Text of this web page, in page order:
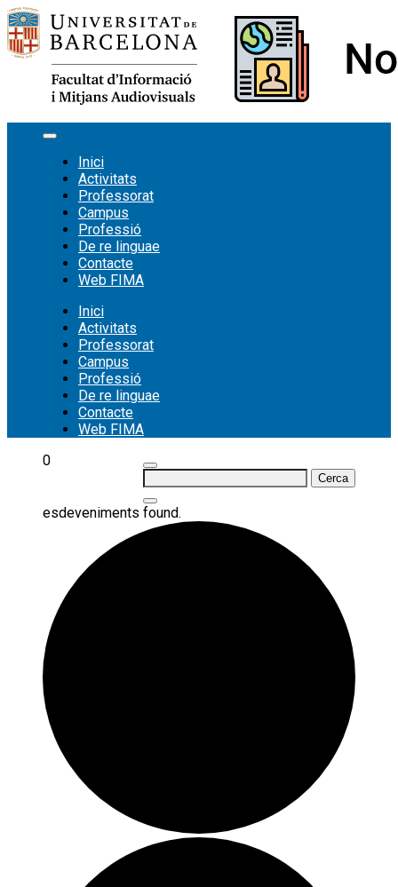
Vés
al
contingut
Inici
Activitats
Professorat
Campus
Professió
De re linguae
Contacte
Web FIMA
Inici
Activitats
Professorat
Campus
Professió
De re linguae
Contacte
Web FIMA
Cerca:
0
esdeveniments found.